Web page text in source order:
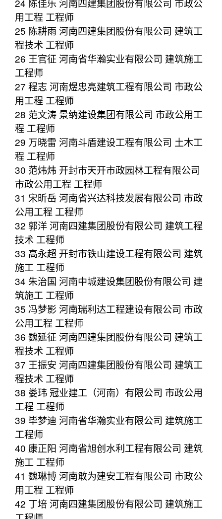
用工程 工程师
25 陈耕雨 河南四建集团股份有限公司 建筑工
程技术 工程师
26 王官征 河南省华瀚实业有限公司 建筑施工
工程师
27 程志 河南煜忠亮建筑工程有限公司 市政公
用工程 工程师
28 范文涛 景纳建设集团有限公司 市政公用工
程 工程师
29 万晓雷 河南斗盾建设工程有限公司 土木工
程 工程师
30 范炜炜 开封市天开市政园林工程有限公司
市政公用工程 工程师
31 宋昕岳 河南省兴达科技发展有限公司 市政
公用工程 工程师
32 郭洋 河南四建集团股份有限公司 建筑工程
技术 工程师
33 高永超 开封市铁山建设工程有限公司 建筑
施工 工程师
34 朱治国 河南中城建设集团股份有限公司 建
筑施工 工程师
35 冯梦影 河南瑞利达工程建设有限公司 市政
公用工程 工程师
36 魏延征 河南四建集团股份有限公司 建筑工
程技术 工程师
37 王振安 河南四建集团股份有限公司 建筑工
程技术 工程师
38 娄玮 冠业建工（河南）有限公司 市政公用
工程 工程师
39 毕梦迪 河南省华瀚实业有限公司 建筑施工
工程师
40 康正阳 河南省旭创水利工程有限公司 建筑
施工 工程师
41 魏琳博 河南敢为建安工程有限公司 市政公
用工程 工程师
42 丁培 河南四建集团股份有限公司 建筑施工